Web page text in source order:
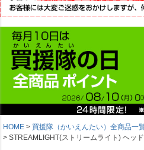
HOME
買援隊（かいえんたい）全商品一
STREAMLIGHT(ストリームライト) ヘッ